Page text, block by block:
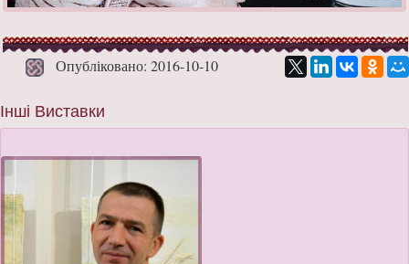
Опубліковано: 2016-10-10
Інші Виставки